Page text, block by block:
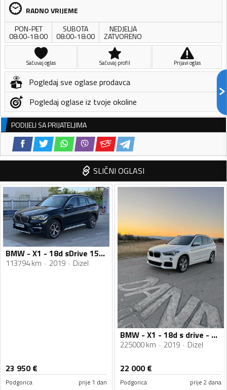
RADNO VRIJEME
PON-PET
08:00-18:00
SUBOTA
08:00-18:00
NEDJELJA
ZATVORENO
Sačuvaj oglas Sačuvaj profil Prijavi oglas
Pogledaj sve oglase prodavca
Pogledaj oglase iz tvoje okoline
PODIJELI SA PRIJATELJIMA
SLIČNI OGLASI
BMW - X1 - 18d sDrive 150ks
113794 km 2019 Dizel
23 950€
Podgorica prije 1 dan
BMW - X1 - 18d s drive - M paket
225000 km 2019 Dizel
22 000€
Podgorica prije 2 dana